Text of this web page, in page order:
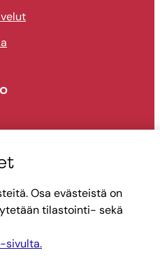
Osa evästeistä on
tilastointi- sekä
sivulta.